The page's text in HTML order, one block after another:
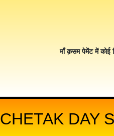
माँ क़सम पेमेंट में कोई
CHETAK DAY